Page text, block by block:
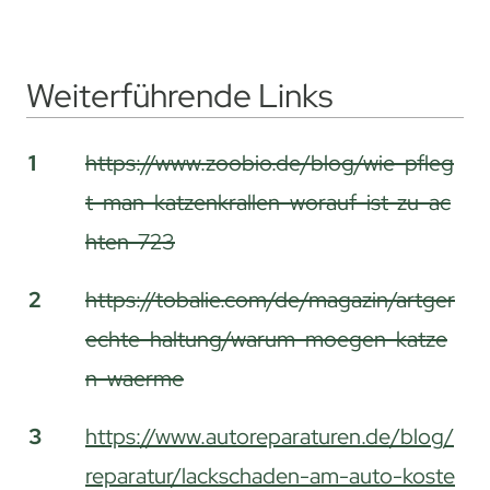
Weiterführende Links
Weiterführende Links
1
https://www.zoobio.de/blog/wie-pfleg
t-man-katzenkrallen-worauf-ist-zu-ac
hten-723
2
https://tobalie.com/de/magazin/artger
echte-haltung/warum-moegen-katze
n-waerme
3
https://www.autoreparaturen.de/blog/
reparatur/lackschaden-am-auto-koste